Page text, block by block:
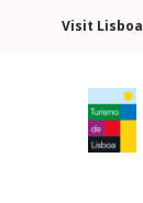
Visit Lisboa